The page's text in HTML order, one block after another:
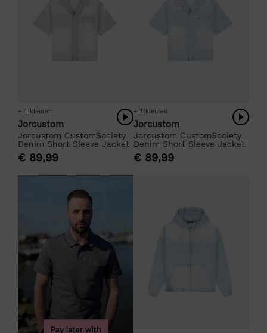
+ 1 kleuren
Jorcustom
Jorcustom CustomSociety
Denim Short Sleeve Jacket
€ 89,99
+ 1 kleuren
Jorcustom
Jorcustom CustomSociety
Denim Short Sleeve Jacket
€ 89,99